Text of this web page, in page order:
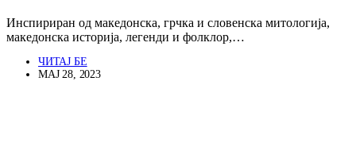
Инспириран од македонска, грчка и словенска митологија,
македонска историја, легенди и фолклор,…
ЧИТАЈ БЕ
МАЈ 28, 2023